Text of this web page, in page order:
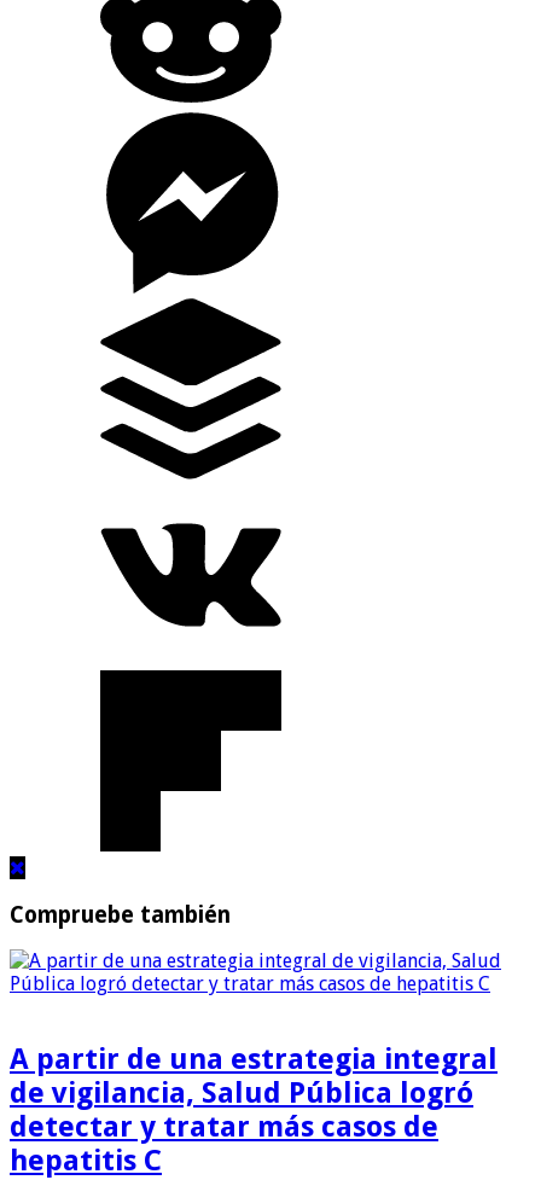
Compruebe también
A partir de una estrategia integral
de vigilancia, Salud Pública logró
detectar y tratar más casos de
hepatitis C